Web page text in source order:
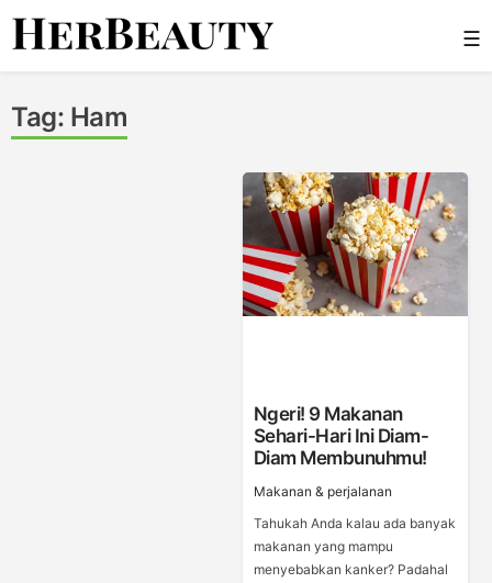
Skip
☰
Tag: Ham
Ngeri! 9 Makanan
Sehari-Hari Ini Diam-
Diam Membunuhmu!
Makanan & perjalanan
Tahukah Anda kalau ada banyak
makanan yang mampu
menyebabkan kanker? Padahal